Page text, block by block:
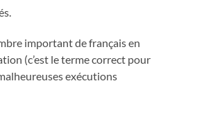
important de français en
(c’est le terme correct pour
exécutions